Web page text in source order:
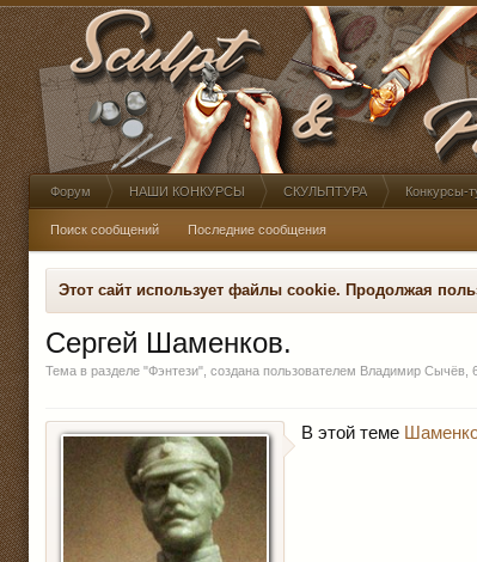
Форум НАШИ КОНКУРСЫ СКУЛЬПТУРА Конкурсы-
Поиск сообщений Последние сообщения
Этот сайт использует файлы cookie. Продолжая
Сергей Шаменков.
Тема в разделе "Фэнтези", создана пользователем Владимир Сычёв
В этой теме